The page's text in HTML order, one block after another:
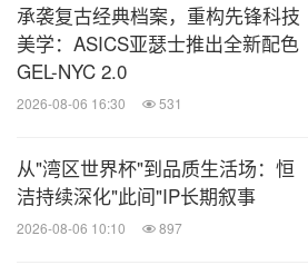
百场的重复和累积，把创作过程
固定，做到身心合一。她的逐梦
迪桑特精准契合，在动她所想中
承袭复古经典档案，重构先锋科技
美学：ASICS亚瑟士推出全新配色
GEL-NYC 2.0
2026-08-06 16:30 531
从"湾区世界杯"到品质生活场：恒
洁持续深化"此间"IP长期叙事
2026-08-06 10:10 897